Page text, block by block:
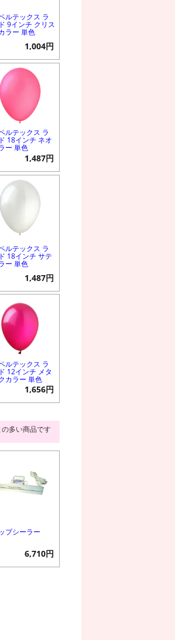
ルテックス ラ
9インチ クリス
ラー 単色
1,004円
ルテックス ラ
18インチ ネオ
ー 単色
1,487円
ルテックス ラ
18インチ サテ
ー 単色
1,487円
ルテックス ラ
12インチ メタ
カラー 単色
1,656円
多い商品です
プシーラー
6,710円